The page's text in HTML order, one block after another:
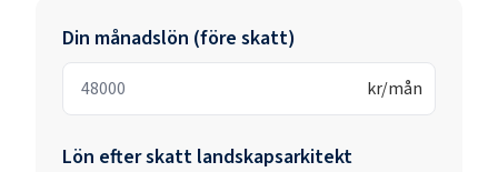
Din månadslön (före skatt)
kr/mån
Lön efter skatt landskapsarkitekt